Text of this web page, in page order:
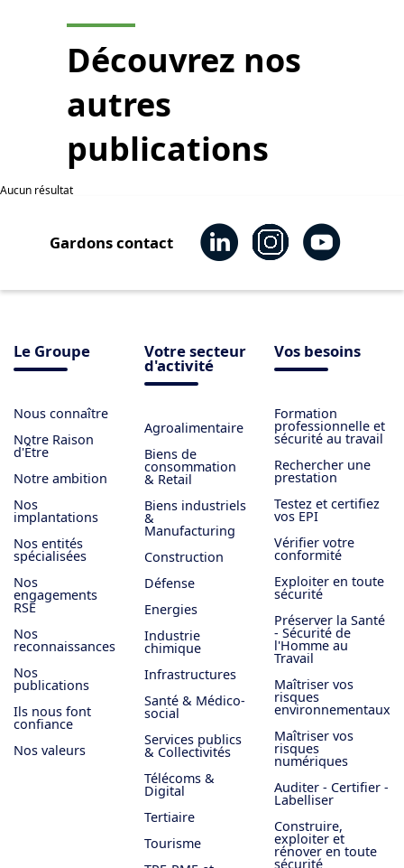
Découvrez nos
autres
publications
Aucun résultat
Gardons contact
Le Groupe
Nous connaître
Notre Raison
d'Être
Notre ambition
Nos
implantations
Nos entités
spécialisées
Nos
engagements
RSE
Nos
reconnaissances
Nos
publications
Ils nous font
confiance
Nos valeurs
Votre secteur
d'activité
Agroalimentaire
Biens de
consommation
& Retail
Biens industriels
&
Manufacturing
Construction
Défense
Energies
Industrie
chimique
Infrastructures
Santé & Médico-
social
Services publics
& Collectivités
Télécoms &
Digital
Tertiaire
Tourisme
Vos besoins
Formation
professionnelle et
sécurité au travail
Rechercher une
prestation
Testez et certifiez
vos EPI
Vérifier votre
conformité
Exploiter en toute
sécurité
Préserver la Santé
- Sécurité de
l'Homme au
Travail
Maîtriser vos
risques
environnementaux
Maîtriser vos
risques
numériques
Auditer - Certifier -
Labelliser
Construire,
exploiter et
rénover en toute
sécurité